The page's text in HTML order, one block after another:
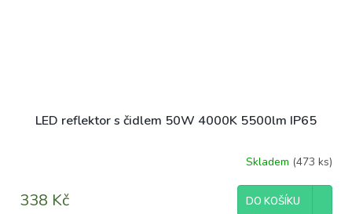
LED reflektor s čidlem 50W 4000K 5500lm IP65
Skladem (473 ks)
338 Kč DO KOŠÍKU